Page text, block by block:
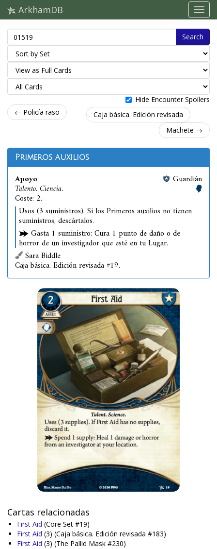
ArkhamDB
Search
Hide Encounter Spoilers
← Policía raso
Caja básica. Edición revisada
Machete →
Primeros auxilios
Apoyo
Talento. Ciencia.
Coste: 2.
Guardián
Usos (3 suministros). Si los Primeros auxilios no tienen
suministros, descártalos.
Gasta 1 suministro: Cura 1 punto de daño o de
horror de un investigador que esté en tu Lugar.
Sara Biddle
Caja básica. Edición revisada #19.
Cartas relacionadas
First Aid (Core Set #19)
First Aid (3) (Caja básica. Edición revisada #183)
First Aid (3) (The Pallid Mask #230)